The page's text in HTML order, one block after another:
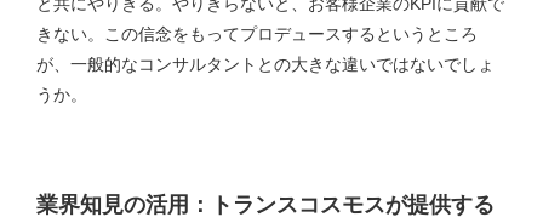
と共にやりきる。やりきらないと、お客様企業のKPIに貢献で
きない。この信念をもってプロデュースするというところ
が、一般的なコンサルタントとの大きな違いではないでしょ
うか。
業界知見の活用：トランスコスモスが提供する